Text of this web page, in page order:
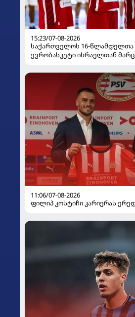
15:23/07-08-2026
საქართველოს 16-წლამდელთა
ევრობასკეტი ისრაელთან
11:06/07-08-2026
ფილიპ კოსტიჩი კარიერას